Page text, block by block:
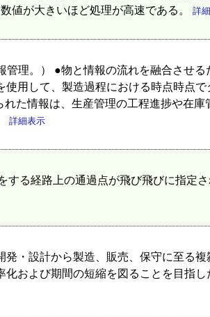
値が大きいほど処理が高速である。 詳
理。） ●物と情報の流れを融合させる
使用して、製造過程における時点時点で
た情報は、生産管理の工程進捗や在庫
詳細表示
する経路上の通過点が飛び飛びに指定
・設計から製造、販売、保守に至る複
および期間の短縮を図ることを目指し